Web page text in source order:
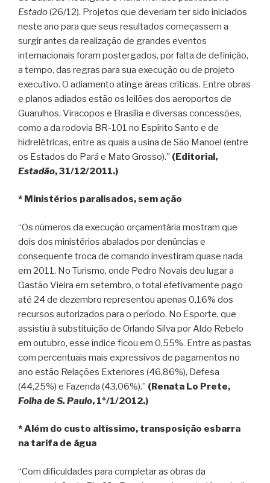
Estado(26/12). Projetos que deveriam ter sido iniciados
neste ano para que seus resultados começassem a
surgir antes da realização de grandes eventos
internacionais foram postergados, por falta de definição,
a tempo, das regras para sua execução ou de projeto
executivo. O adiamento atinge áreas críticas. Entre obras
e planos adiados estão os leilões dos aeroportos de
Guarulhos, Viracopos e Brasília e diversas concessões,
como a da rodovia BR-101 no Espírito Santo e de
hidrelétricas, entre as quais a usina de São Manoel (entre
os Estados do Pará e Mato Grosso).” (Editorial,
Estadão, 31/12/2011.)
* Ministérios paralisados, sem ação
“Os números da execução orçamentária mostram que
dois dos ministérios abalados por denúncias e
consequente troca de comando investiram quase nada
em 2011. No Turismo, onde Pedro Novais deu lugar a
Gastão Vieira em setembro, o total efetivamente pago
até 24 de dezembro representou apenas 0,16% dos
recursos autorizados para o período. No Esporte, que
assistiu à substituição de Orlando Silva por Aldo Rebelo
em outubro, esse índice ficou em 0,55%. Entre as pastas
com percentuais mais expressivos de pagamentos no
ano estão Relações Exteriores (46,86%), Defesa
(44,25%) e Fazenda (43,06%).” (Renata Lo Prete,
Folha de S. Paulo, 1º/1/2012.)
* Além do custo altíssimo, transposição esbarra
na tarifa de água
“Com dificuldades para completar as obras da